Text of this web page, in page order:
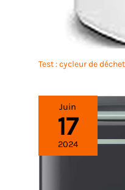
Test : cycleur de
Juin
17
2024